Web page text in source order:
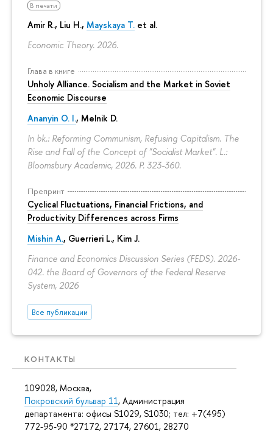
В печати
Amir R., Liu H., Mayskaya T. et al.
Economic Theory. 2026.
Глава в книге
Unholy Alliance. Socialism and the Market in Soviet
Economic Discourse
Ananyin O. I., Melnik D.
In bk.: Reforming Communism, Refusing Capitalism. The
Rise and Fall of the Concept of "Socialist Market". L.:
Bloomsbury Academic, 2026. P. 323-360.
Препринт
Cyclical Fluctuations, Financial Frictions, and
Productivity Differences across Firms
Mishin A., Guerrieri L., Kim J.
Finance and Economics Discussion Series (FEDS). 2026-
042. the Board of Governors of the Federal Reserve
System, 2026
Все публикации
КОНТАКТЫ
109028, Москва,
Покровский бульвар 11, Администрация
департамента: офисы S1029, S1030; тел: +7(495)
772-95-90 *27172, 27174, 27601, 28270